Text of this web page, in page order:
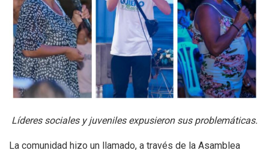
Líderes sociales y juveniles expusieron sus problemáticas.
La comunidad hizo un llamado, a través de la Asamblea